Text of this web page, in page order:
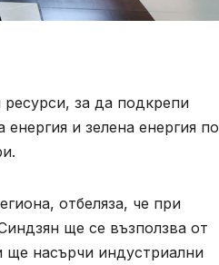
за да подкрепи
и зелена енергия по
отбеляза, че при
ще се възползва от
ще насърчи индустриални